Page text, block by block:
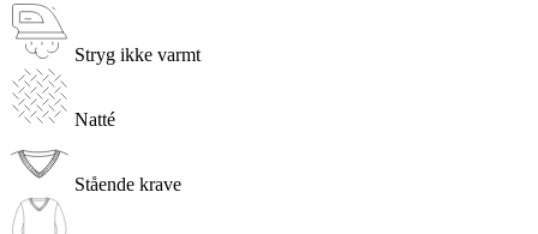
Stryg ikke varmt
Natté
Stående krave